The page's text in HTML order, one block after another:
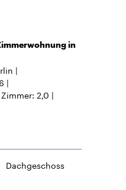
in
Zimmer 2,0
Dachgeschoss